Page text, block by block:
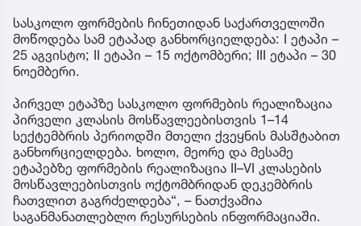
სასკოლო ფორმების ჩინეთიდან საქართველოში
მოწოდება სამ ეტაპად განხორციელდება: I ეტაპი –
25 აგვისტო; II ეტაპი – 15 ოქტომბერი; III ეტაპი – 30
ნოემბერი.
პირველ ეტაპზე სასკოლო ფორმების რეალიზაცია
პირველი კლასის მოსწავლეებისთვის 1–14
სექტემბრის პერიოდში მთელი ქვეყნის მასშტაბით
განხორციელდება. ხოლო, მეორე და მესამე
ეტაპებზე ფორმების რეალიზაცია II–VI კლასების
მოსწავლეებისთვის ოქტომბრიდან დეკემბრის
ჩათვლით გაგრძელდება“, – ნათქვამია
საგანმანათლებლო რესურსების ინფორმაციაში.